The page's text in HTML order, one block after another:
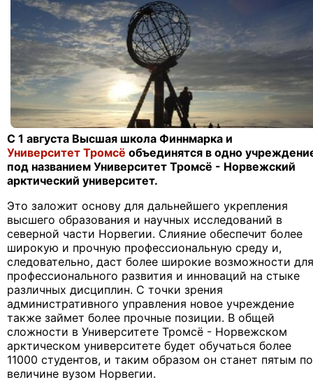
С 1 августа Высшая школа Финнмарка и
Университет Тромсё объединятся в одно
под названием Университет Тромсё - Норвежский
арктический университет.
Это заложит основу для дальнейшего укрепления
высшего образования и научных исследований в
северной части Норвегии. Слияние обеспечит более
широкую и прочную профессиональную среду и,
следовательно, даст более широкие возможности для
профессионального развития и инноваций на стыке
различных дисциплин. С точки зрения
административного управления новое учреждение
также займет более прочные позиции. В общей
сложности в Университете Тромсё - Норвежском
арктическом университете будет обучаться более
11000 студентов, и таким образом он станет пятым по
величине вузом Норвегии.